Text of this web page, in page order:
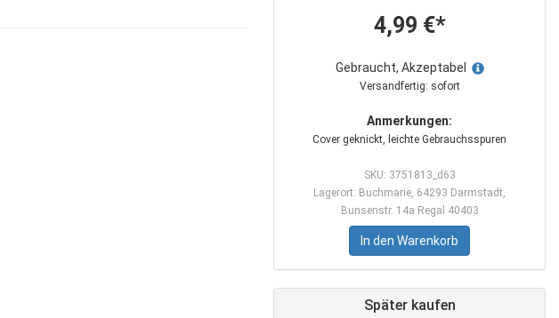
4,99 €*
Gebraucht, Akzeptabel
Versandfertig: sofort
Anmerkungen:
Cover geknickt, leichte Gebrauchsspuren
SKU: 3751813_d63
Lagerort: Buchmarie, 64293 Darmstadt,
Bunsenstr. 14a Regal 40403
In den Warenkorb
Später kaufen